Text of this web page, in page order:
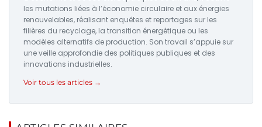
les mutations liées à l’économie circulaire et aux énergies
renouvelables, réalisant enquêtes et reportages sur les
filières du recyclage, la transition énergétique ou les
modèles alternatifs de production. Son travail s’appuie sur
une veille approfondie des politiques publiques et des
innovations industrielles.
Voir tous les articles →